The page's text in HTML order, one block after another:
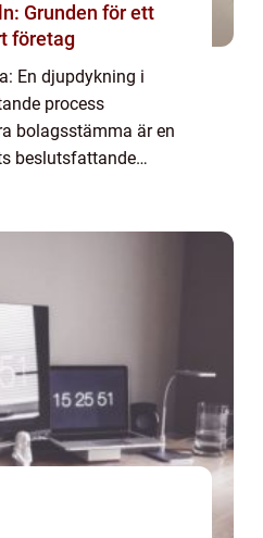
Grunden för ett
företag
En djupdykning i
process
bolagsstämma är en
beslutsfattande